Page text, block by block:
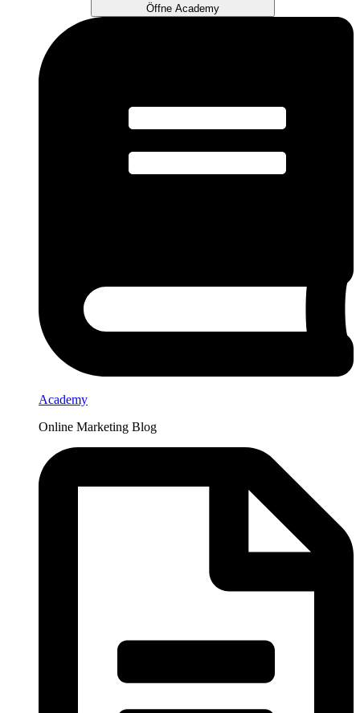
Öffne Academy
Academy
Online Marketing Blog